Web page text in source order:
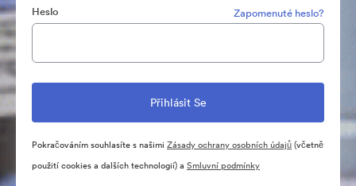
Heslo Zapomenuté heslo?
Pokračováním souhlasíte s našimi Zásady ochrany osobních údajů(včetně
použití cookies a dalších technologií) a Smluvní podmínky